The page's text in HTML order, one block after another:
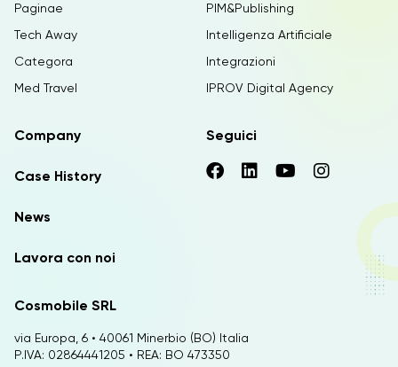
Cosmobile SRL
via Europa, 6 • 40061 Minerbio (BO) Italia
P.IVA: 02864441205 • REA: BO 473350
Paginae
Tech Away
Categora
Med Travel
PIM&Publishing
Intelligenza Artificiale
Integrazioni
IPROV Digital Agency
Company
Case History
News
Lavora con noi
Seguici